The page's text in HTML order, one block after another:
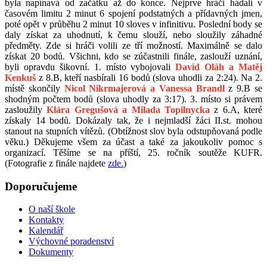
byla napínavá od začátku až do konce. Nejprve hráči hádali v
časovém limitu 2 minut 6 spojení podstatných a přídavných jmen,
poté opět v průběhu 2 minut 10 sloves v infinitivu. Poslední body se
daly získat za uhodnutí, k čemu slouží, nebo sloužily záhadné
předměty. Zde si hráči volili ze tří možností. Maximálně se dalo
získat 20 bodů. Všichni, kdo se zúčastnili finále, zaslouží uznání,
byli opravdu šikovní. 1. místo vybojovaliDavid Oláh a Matěj
Kenkuš z 8.B, kteří nasbírali 16 bodů (slova uhodli za 2:24). Na 2.
místě skončily Nicol Nikrmajerová a Vanessa Brandlz 9.B se
shodným počtem bodů (slova uhodly za 3:17). 3. místo si právem
zasloužilyKlára Gregušová a Milada Topilnycka z 6.A, které
získaly 14 bodů. Dokázaly tak, že i nejmladší žáci II.st. mohou
stanout na stupních vítězů. (Obtížnost slov byla odstupňovaná podle
věku.) Děkujeme všem za účast a také za jakoukoliv pomoc s
organizací. Těšíme se na příští, 25. ročník soutěže KUFR.
(Fotografie z finále najdete zde.)
Doporučujeme
O naší škole
Kontakty
Kalendář
Výchovné poradenství
Dokumenty